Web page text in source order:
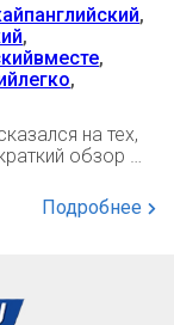
,
,
,
,
на тех,
обзор …
Подробнее